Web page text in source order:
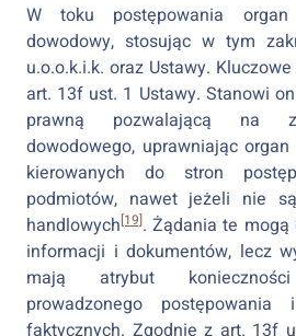
W toku postępowania organ
dowodowy, stosując w tym
u.o.o.k.i.k. oraz Ustawy.
art. 13f ust. 1 Ustawy. Stanowi
prawną pozwalającą na
dowodowego, uprawniając
kierowanych do stron
podmiotów, nawet jeżeli nie
handlowych[19]. Żądania te mogą
informacji i dokumentów, lecz
mają atrybut
prowadzonego
faktycznych. Zgodnie z art. 13f